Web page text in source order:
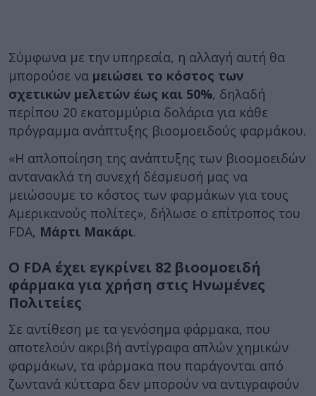
Σύμφωνα με την υπηρεσία, η αλλαγή αυτή θα
μπορούσε να μειώσει το κόστος των
σχετικών μελετών έως και 50%, δηλαδή
περίπου 20 εκατομμύρια δολάρια για κάθε
πρόγραμμα ανάπτυξης βιοομοειδούς φαρμάκου.
«Η απλοποίηση της ανάπτυξης των βιοομοειδών
αντανακλά τη συνεχή δέσμευσή μας να
μειώσουμε το κόστος των φαρμάκων για τους
Αμερικανούς πολίτες», δήλωσε ο επίτροπος του
FDA, Μάρτι Μακάρι.
Ο FDA έχει εγκρίνει 82 βιοομοειδή
φάρμακα για χρήση στις Ηνωμένες
Πολιτείες
Σε αντίθεση με τα γενόσημα φάρμακα, που
αποτελούν ακριβή αντίγραφα απλών χημικών
φαρμάκων, τα φάρμακα που παράγονται από
ζωντανά κύτταρα δεν μπορούν να αντιγραφούν